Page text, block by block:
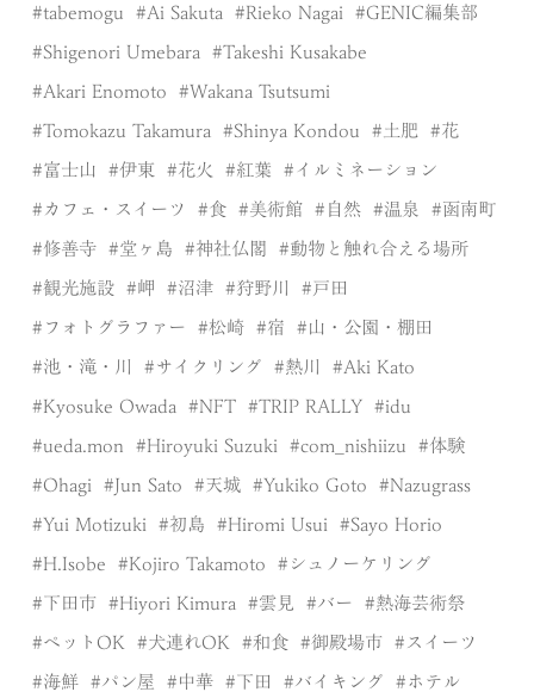
tabemogu Ai Sakuta Rieko Nagai GENIC編集部
Shigenori Umebara Takeshi Kusakabe
Akari Enomoto Wakana Tsutsumi
Tomokazu Takamura Shinya Kondou 土肥 花
富士山 伊東 花火 紅葉 イルミネーション
カフェ・スイーツ 食 美術館 自然 温泉 函南町
修善寺 堂ヶ島 神社仏閣 動物と触れ合える場所
観光施設 岬 沼津 狩野川 戸田
フォトグラファー 松崎 宿 山・公園・棚田
池・滝・川 サイクリング 熱川 Aki Kato
Kyosuke Owada NFT TRIP RALLY idu
ueda.mon Hiroyuki Suzuki com_nishiizu 体験
Ohagi Jun Sato 天城 Yukiko Goto Nazugrass
Yui Motizuki 初島 Hiromi Usui Sayo Horio
H.Isobe Kojiro Takamoto シュノーケリング
下田市 Hiyori Kimura 雲見 バー 熱海芸術祭
ペットOK 犬連れOK 和食 御殿場市 スイーツ
海鮮 パン屋 中華 下田 バイキング ホテル